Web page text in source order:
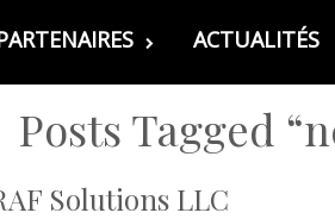
ACTUALITÉS
Posts Tagged
Solutions LLC